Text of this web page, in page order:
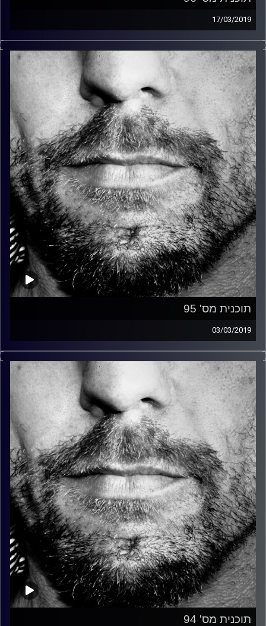
17/03/2019
זיפים, מוזיקה מחוספסת של הופעות חיות. הרבה ג'אם, רוק,
בלוז, bluegrass, ג'אז, Fאנק, פרוגרסיב ואפילו אלקטרוניקה.
כל מה שחי, אמיתי ונושם.
עם שמוליק רגב.
קרדיט תמונות: David Goehring
תוכנית מס' 95
03/03/2019
זיפים, מוזיקה מחוספסת של הופעות חיות. הרבה ג'אם, רוק,
בלוז, bluegrass, ג'אז, Fאנק, פרוגרסיב ואפילו אלקטרוניקה.
כל מה שחי, אמיתי ונושם.
עם שמוליק רגב.
קרדיט תמונות: David Goehring
תוכנית מס' 94